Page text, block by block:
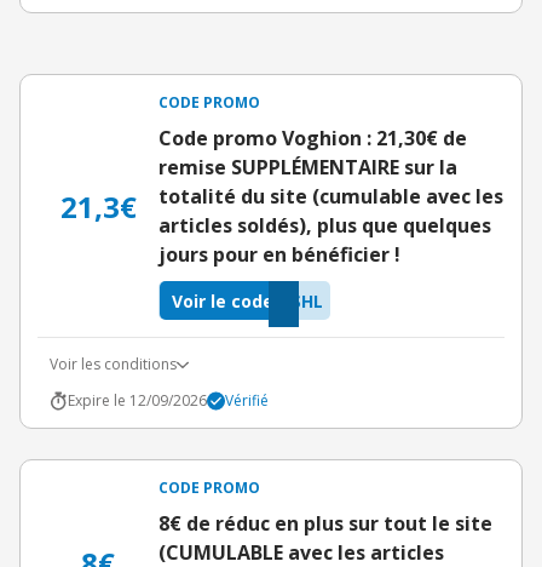
21,3€
CODE PROMO
Code promo Voghion : 21,30€ de
remise SUPPLÉMENTAIRE sur la
totalité du site (cumulable avec les
articles soldés), plus que quelques
jours pour en bénéficier !
SHL
Voir le code
Voir les conditions
Expire le 12/09/2026
Vérifié
CODE PROMO
8€ de réduc en plus sur tout le site
(CUMULABLE avec les articles